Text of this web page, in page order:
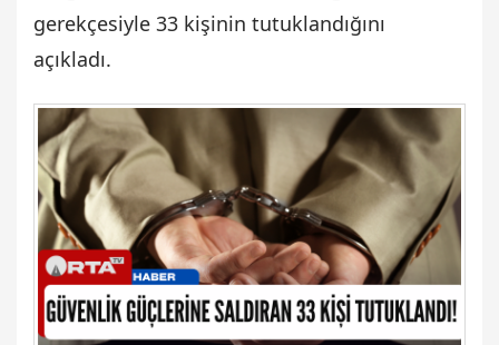
gerekçesiyle 33 kişinin tutuklandığını
açıkladı.